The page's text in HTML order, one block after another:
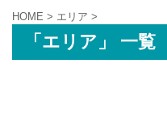
HOME > エリア >
「エリア」 一覧